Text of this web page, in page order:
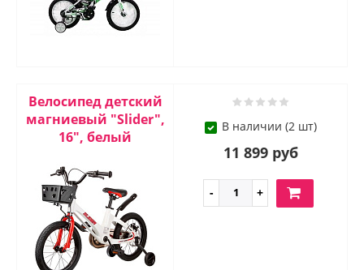
Велосипед детский
магниевый "Slider",
16", белый
В наличии (2 шт)
11 899 руб